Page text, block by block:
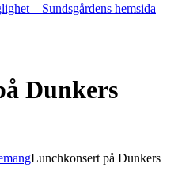
– Sundsgårdens hemsida
Dunkers
Lunchkonsert på Dunkers